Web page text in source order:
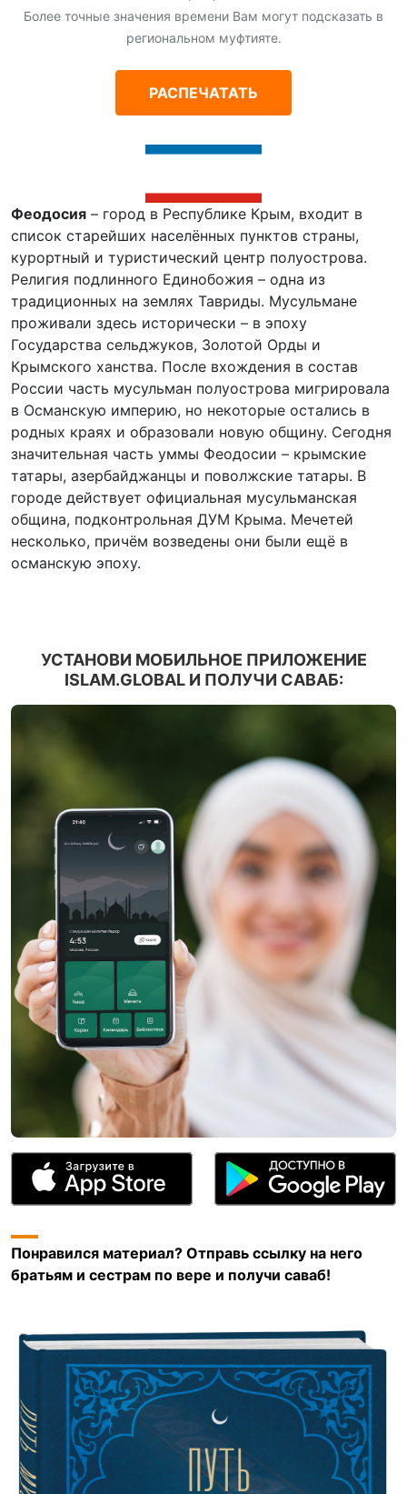
Более точные значения времени Вам могут подсказать в
региональном муфтияте.
РАСПЕЧАТАТЬ
Феодосия – город в Республике Крым, входит в
список старейших населённых пунктов страны,
курортный и туристический центр полуострова.
Религия подлинного Единобожия – одна из
традиционных на землях Тавриды. Мусульмане
проживали здесь исторически – в эпоху
Государства сельджуков, Золотой Орды и
Крымского ханства. После вхождения в состав
России часть мусульман полуострова мигрировала
в Османскую империю, но некоторые остались в
родных краях и образовали новую общину. Сегодня
значительная часть уммы Феодосии – крымские
татары, азербайджанцы и поволжские татары. В
городе действует официальная мусульманская
община, подконтрольная ДУМ Крыма. Мечетей
несколько, причём возведены они были ещё в
османскую эпоху.
УСТАНОВИ МОБИЛЬНОЕ ПРИЛОЖЕНИЕ
ISLAM.GLOBAL И ПОЛУЧИ САВАБ:
Понравился материал? Отправь ссылку на него
братьям и сестрам по вере и получи саваб!